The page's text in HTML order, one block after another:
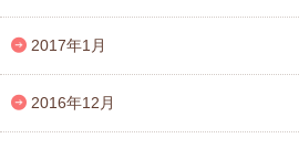
2017年1月
2016年12月